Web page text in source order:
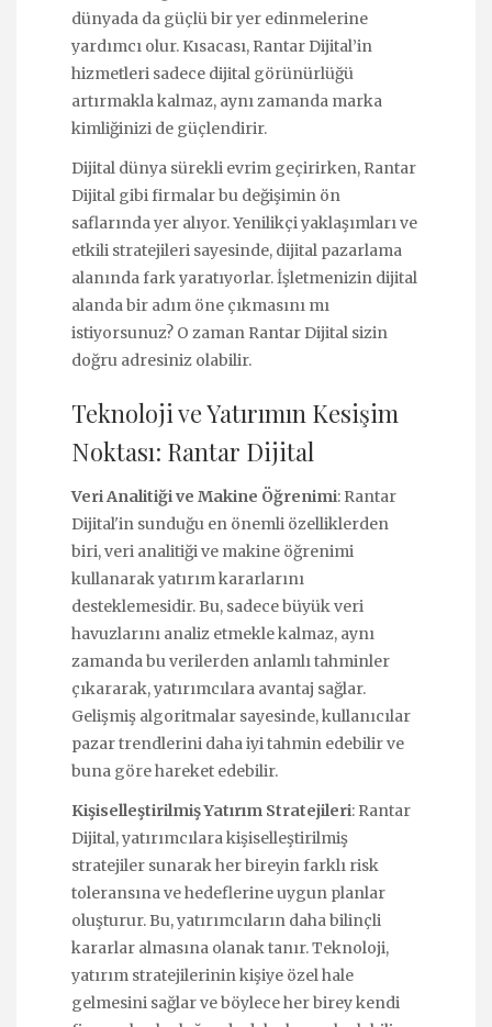
dünyada da güçlü bir yer edinmelerine
yardımcı olur. Kısacası, Rantar Dijital’in
hizmetleri sadece dijital görünürlüğü
artırmakla kalmaz, aynı zamanda marka
kimliğinizi de güçlendirir.
Dijital dünya sürekli evrim geçirirken, Rantar
Dijital gibi firmalar bu değişimin ön
saflarında yer alıyor. Yenilikçi yaklaşımları ve
etkili stratejileri sayesinde, dijital pazarlama
alanında fark yaratıyorlar. İşletmenizin dijital
alanda bir adım öne çıkmasını mı
istiyorsunuz? O zaman Rantar Dijital sizin
doğru adresiniz olabilir.
Teknoloji ve Yatırımın Kesişim
Noktası: Rantar Dijital
Veri Analitiği ve Makine Öğrenimi: Rantar
Dijital'in sunduğu en önemli özelliklerden
biri, veri analitiği ve makine öğrenimi
kullanarak yatırım kararlarını
desteklemesidir. Bu, sadece büyük veri
havuzlarını analiz etmekle kalmaz, aynı
zamanda bu verilerden anlamlı tahminler
çıkararak, yatırımcılara avantaj sağlar.
Gelişmiş algoritmalar sayesinde, kullanıcılar
pazar trendlerini daha iyi tahmin edebilir ve
buna göre hareket edebilir.
Kişiselleştirilmiş Yatırım Stratejileri: Rantar
Dijital, yatırımcılara kişiselleştirilmiş
stratejiler sunarak her bireyin farklı risk
toleransına ve hedeflerine uygun planlar
oluşturur. Bu, yatırımcıların daha bilinçli
kararlar almasına olanak tanır. Teknoloji,
yatırım stratejilerinin kişiye özel hale
gelmesini sağlar ve böylece her birey kendi